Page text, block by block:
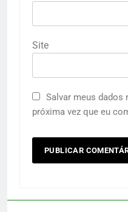
Site
Salvar meus dados
próxima vez que eu